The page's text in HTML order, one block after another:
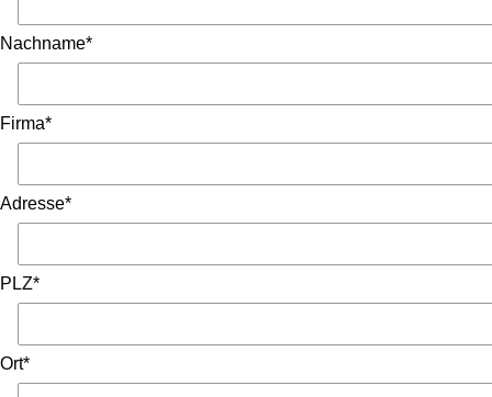
Nachname*
Firma*
Adresse*
PLZ*
Ort*